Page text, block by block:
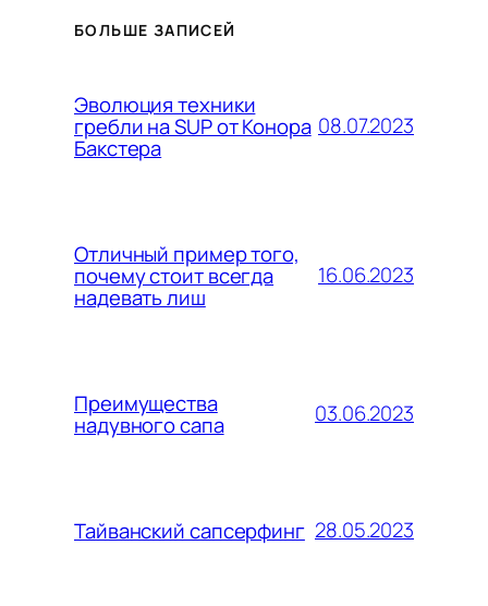
БОЛЬШЕ ЗАПИСЕЙ
Эволюция техники
гребли на SUP от Конора
Бакстера
08.07.2023
Отличный пример того,
почему стоит всегда
надевать лиш
16.06.2023
Преимущества
надувного сапа 03.06.2023
Тайванский сапсерфинг 28.05.2023